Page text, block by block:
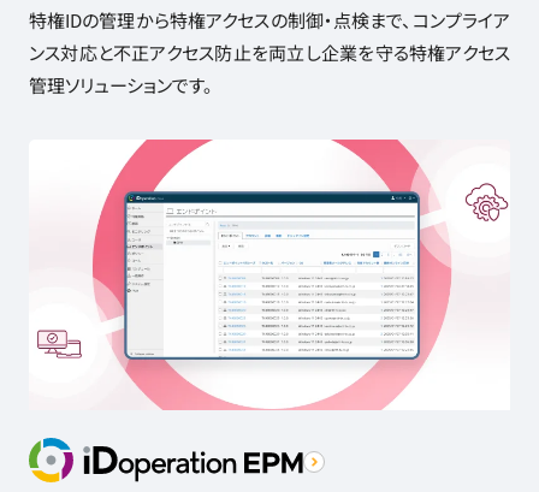
特権IDの管理から特権アクセスの制御・点検まで、コンプライア
ンス対応と不正アクセス防止を両立し企業を守る特権アクセス
管理ソリューションです。